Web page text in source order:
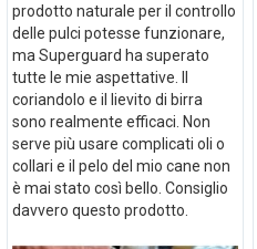
prodotto naturale per il controllo
delle pulci potesse funzionare,
ma Superguard ha superato
tutte le mie aspettative. Il
coriandolo e il lievito di birra
sono realmente efficaci. Non
serve più usare complicati oli o
collari e il pelo del mio cane non
è mai stato così bello. Consiglio
davvero questo prodotto.